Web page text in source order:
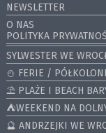
NEWSLETTER
O NAS
POLITYKA
SYLWESTER WE
⛄️ FERIE /
⛱️ PLAŻE I BEACH
⛺️WEEKEND NA
🔮 ANDRZEJKI WE